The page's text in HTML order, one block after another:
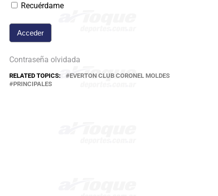
Recuérdame
Contraseña olvidada
RELATED TOPICS:
EVERTON CLUB CORONEL MOLDES
PRINCIPALES